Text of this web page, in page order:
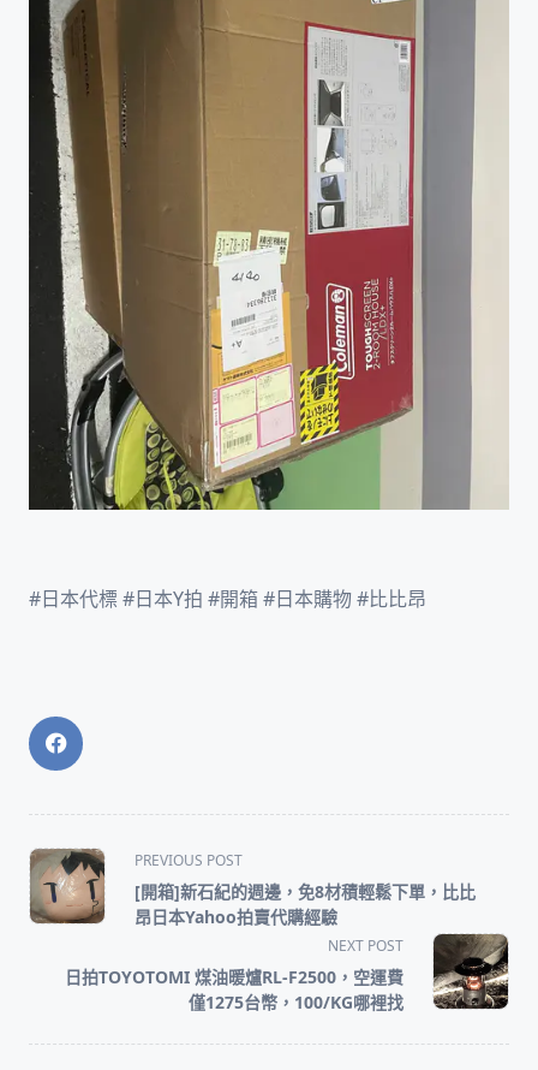
#日本代標 #日本Y拍 #開箱 #日本購物 #比比昂
<span
class="nav-
subtitle
reader-
text">Page</span>
PREVIOUS POST
[開箱]新石紀的週邊，免8材積輕鬆下單，比比
昂日本Yahoo拍賣代購經驗
NEXT POST
日拍TOYOTOMI 煤油暖爐RL-F2500，空運費
僅1275台幣，100/KG哪裡找